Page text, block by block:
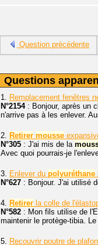
Question précédente
Questions
1. Remplacement fenêtres
N°2154: Bonjour, après un
n'arrive pas à les enlever.
2. Retirer mousse
N°305 : J'ai mis de la
Avec quoi pourrais-je
3. Enlever du polyuréthane
N°627 : Bonjour. J'ai utilisé
4. Retirer la colle de
N°582 : Mon fils utilise de
maintenir le protège-tibia.
5. Recouvrir poutre de